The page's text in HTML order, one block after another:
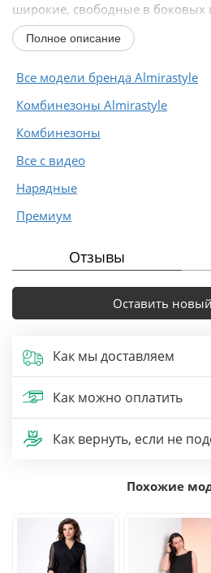
широкие, свободные в боковых
карманы...
Полное описание
Все модели бренда Almirastyle
Комбинезоны Almirastyle
Комбинезоны
Все с видео
Нарядные
Премиум
Отзывы
Оставить
Как мы доставляем
Как можно оплатить
Как вернуть, если не
Похожие